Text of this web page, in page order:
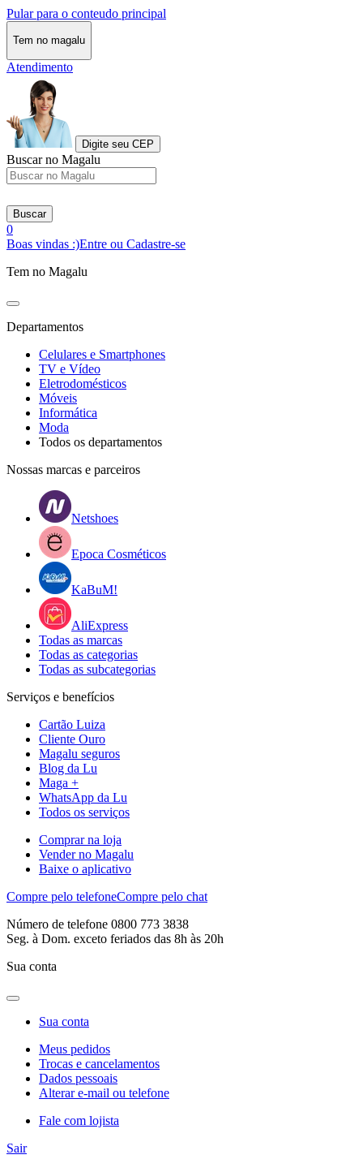
Pular para o conteudo principal
Tem no magalu
Atendimento
Digite seu CEP
Buscar no Magalu
Buscar
0
Boas vindas :)Entre ou Cadastre-se
Tem no Magalu
Departamentos
Celulares e Smartphones
TV e Vídeo
Eletrodomésticos
Móveis
Informática
Moda
Todos os departamentos
Nossas marcas e parceiros
Netshoes
Epoca Cosméticos
KaBuM!
AliExpress
Todas as marcas
Todas as categorias
Todas as subcategorias
Serviços e benefícios
Cartão Luiza
Cliente Ouro
Magalu seguros
Blog da Lu
Maga +
WhatsApp da Lu
Todos os serviços
Comprar na loja
Vender no Magalu
Baixe o aplicativo
Compre pelo telefoneCompre pelo chat
Número de telefone 0800 773 3838
Seg. à Dom. exceto feriados das 8h às 20h
Sua conta
Sua conta
Meus pedidos
Trocas e cancelamentos
Dados pessoais
Alterar e-mail ou telefone
Fale com lojista
Sair